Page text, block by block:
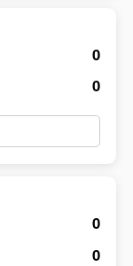
0
0
0
0